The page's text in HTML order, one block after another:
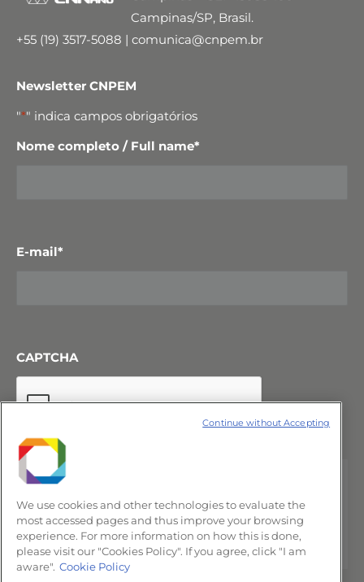
Campinas/SP, Brasil.
+55 (19) 3517-5088 | comunica@cnpem.br
Newsletter CNPEM
"*" indica campos obrigatórios
Nome completo / Full name*
E-mail*
CAPTCHA
We use cookies and other technologies to evaluate the
most accessed pages and thus improve your browsing
experience. For more information on how this is done,
please visit our "Cookies Policy". If you agree, click "I am
aware". Cookie Policy
Continue without Accepting